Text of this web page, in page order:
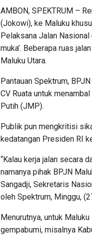
AMBON, SPEKTRUM –
(Jokowi), ke Maluku
Pelaksana Jalan Nasional
muka’. Beberapa ruas
Maluku Utara.
Pantauan Spektrum,
CV Ruata untuk
Putih (JMP).
Publik pun mengkritisi
kedatangan Presiden RI
“Kalau kerja jalan secara
namanya pihak BPJN
Sangadji, Sekretaris
oleh Spektrum, Minggu,
Menurutnya, untuk
gempabumi, misalnya